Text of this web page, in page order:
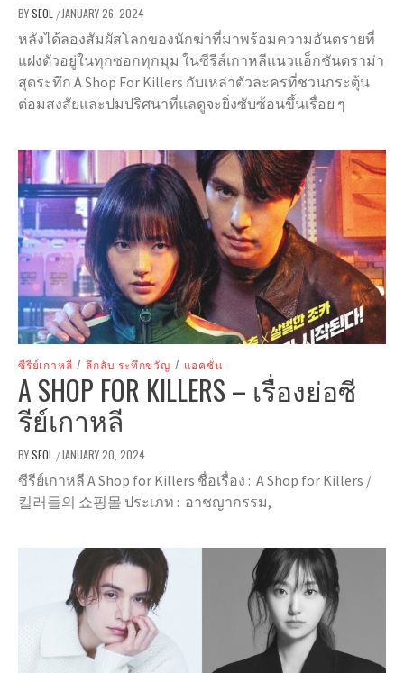
BYSEOL /JANUARY 26, 2024
หลังได้ลองสัมผัสโลกของนักฆ่าที่มาพร้อมความอันตรายที่
แฝงตัวอยู่ในทุกซอกทุกมุม ในซีรีส์เกาหลีแนวแอ็กชันดราม่า
สุดระทึก A Shop For Killers กับเหล่าตัวละครที่ชวนกระตุ้น
ต่อมสงสัยและปมปริศนาที่แลดูจะยิ่งซับซ้อนขึ้นเรื่อย ๆ
ซีรีย์เกาหลี / ลึกลับ ระทึกขวัญ / แอคชั่น
A SHOP FOR KILLERS – เรื่องย่อซี
รีย์เกาหลี
BYSEOL / JANUARY 20, 2024
ซีรีย์เกาหลี A Shop for Killers ชื่อเรื่อง : A Shop for Killers /
킬러들의 쇼핑몰 ประเภท : อาชญากรรม,